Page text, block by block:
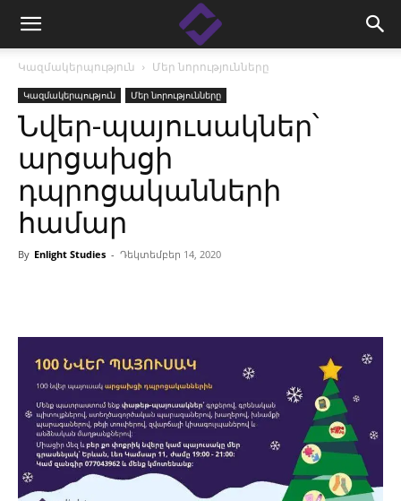
Կազմակերպություն Մեր նորությունները
Կազմակերպություն Մեր նորությունները
Նվեր-պայուսակներ՝
արցախցի
դպրոցականների
համար
By Enlight Studies - Դեկտեմբեր 14, 2020